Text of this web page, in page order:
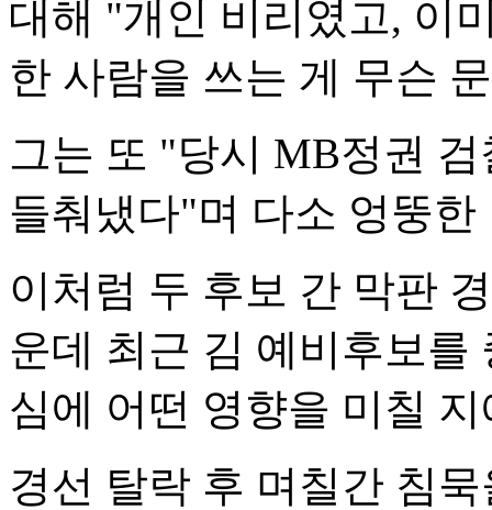
대해 "개인 비리였고, 이
한 사람을 쓰는 게 무슨
그는 또 "당시 MB정권
들춰냈다"며 다소 엉뚱
이처럼 두 후보 간 막판
운데 최근 김 예비후보를
심에 어떤 영향을 미칠
경선 탈락 후 며칠간 침